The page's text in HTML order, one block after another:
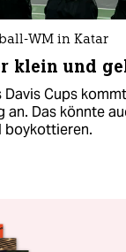
WM in Katar
klein und
Cups
an. Das könnte
boykottieren.